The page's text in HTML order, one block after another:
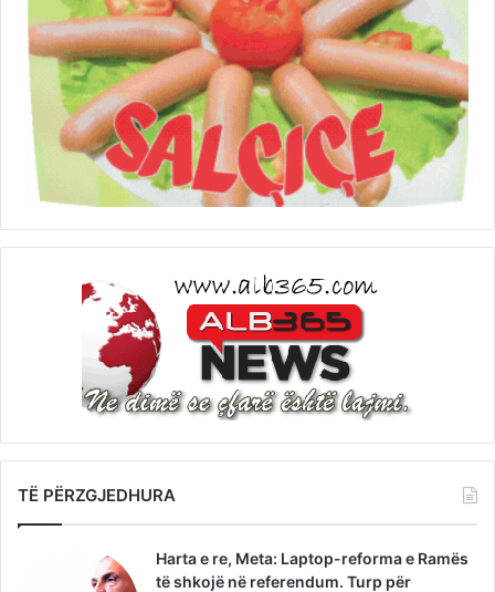
TË PËRZGJEDHURA
Harta e re, Meta: Laptop-reforma e Ramës
të shkojë në referendum. Turp për